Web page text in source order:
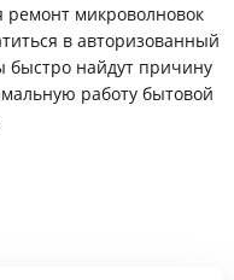
ремонт микроволновок
в авторизованный
быстро найдут причину
работу бытовой